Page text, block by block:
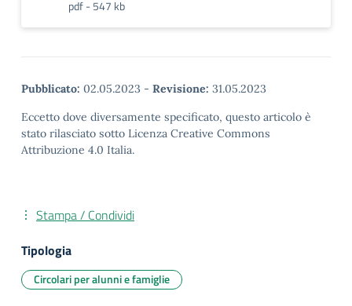
pdf - 547 kb
Pubblicato: 02.05.2023 - Revisione: 31.05.2023
Eccetto dove diversamente specificato, questo articolo è
stato rilasciato sotto Licenza Creative Commons
Attribuzione 4.0 Italia.
Stampa / Condividi
Tipologia
Circolari per alunni e famiglie